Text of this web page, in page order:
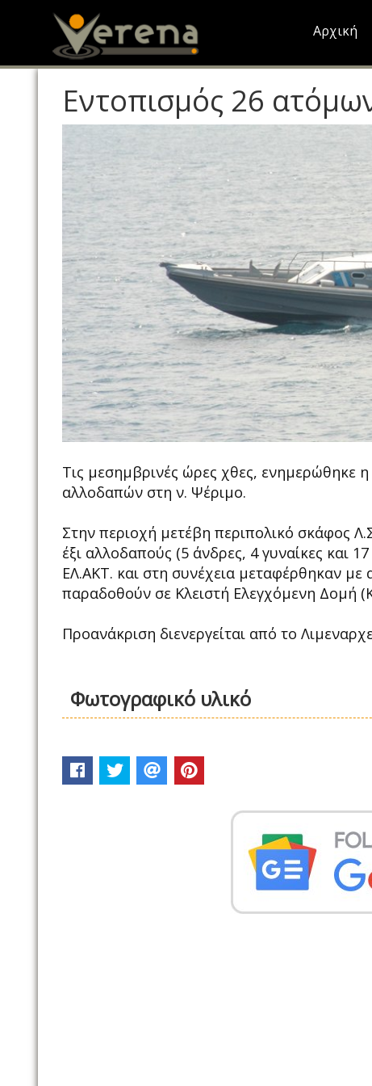
Αρχική
Εντοπισμός 26
Τις μεσημβρινές ώρες χθες, ενημερώθηκε
αλλοδαπών στη ν. Ψέριμο.
Στην περιοχή μετέβη περιπολικό σκάφος
έξι αλλοδαπούς (5 άνδρες, 4 γυναίκες και
ΕΛ.ΑΚΤ. και στη συνέχεια μεταφέρθηκαν με
παραδοθούν σε Κλειστή Ελεγχόμενη Δομή
Προανάκριση διενεργείται από το
Φωτογραφικό υλικό